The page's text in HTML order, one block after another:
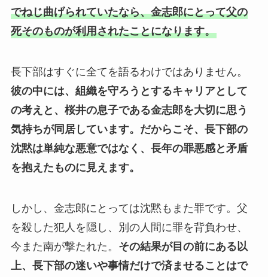
でねじ曲げられていたなら、金志郎にとって父の
死そのものが利用されたことになります。
長下部はすぐに全てを語るわけではありません。
彼の中には、組織を守ろうとするキャリアとして
の考えと、桜井の息子である金志郎を大切に思う
気持ちが同居しています。 だからこそ、長下部の
沈黙は単純な悪意ではなく、長年の罪悪感と矛盾
を抱えたものに見えます。
しかし、金志郎にとっては沈黙もまた罪です。父
を殺した犯人を隠し、別の人間に罪を背負わせ、
今また南が撃たれた。 その結果が目の前にある以
上、長下部の迷いや事情だけで済ませることはで